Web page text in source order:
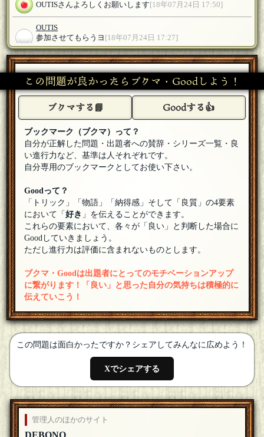
OUTISさんよろしくお願いします [18年07月24日 17:50]
OUTIS
参加させてもらうヨ [18年07月24日 17:27]
こはいち
ジャコモナカチョンボさんよろしくお願いします[18年07月24
日 15:39]
ジャコモナカチョンボ
あ、挨拶が先ですね…遅れましたが、参加させていただきま
す[18年07月24日 15:23]
こはいち
藤井さん、カーマインさん、とうふさん、わさ…上葵さんよ
ろしくお願いします[18年07月24日 14:06]
上葵
日 13:56]
とうふ
参加します[18年07月24日 13:55]
カーマイン先生[☆2018良いお年を]
参加いたします！[18年07月24日 13:49]
藤井
こんにちは、参加します[18年07月24日 13:28]
ぎんがけいさんよろしくお願いします[18年07月24日 13:12]
ぎんがけい
参加します[18年07月24日 13:10]
この問題が良かったらブクマ・Goodしよう！
ブクマする📘 Goodする👍
ブックマーク（ブクマ）って？
自分が正解した問題・出題者への賛辞・シリーズ一覧・良
い進行力など、基準は人それぞれです。
自分専用のブックマークとしてお使い下さい。
Goodって？
「トリック」「物語」「納得感」そして「良質」の4要素
において「好き 」を伝えることができます。
これらの要素において、各々が「良い」と判断した場合に
Goodしていきましょう。
ただし進行力は評価に含まれないものとします。
ブクマ・Goodは出題者にとってのモチベーションアップ
に繋がります！「良い」と思った自分の気持ちは積極的に
伝えていこう！
この問題は面白かったですか？シェアしてみんなに広めよう！
Xでシェアする
管理人のほかのサイト